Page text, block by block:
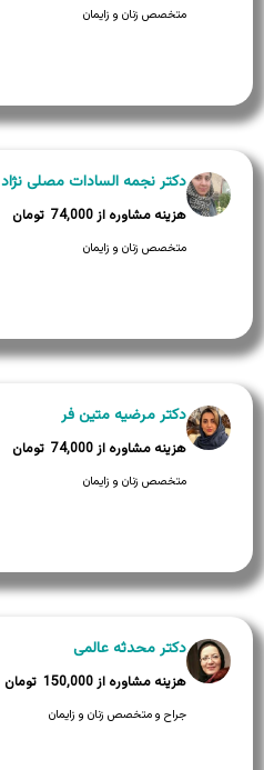
متخصص زنان و زایمان
دکتر نجمه السادات مصلی نژاد
74,000
متخصص زنان و زایمان
دکتر مرضیه متین فر
74,000
متخصص زنان و زایمان
دکتر محدثه عالمی
150,000
جراح و متخصص زنان و زایمان